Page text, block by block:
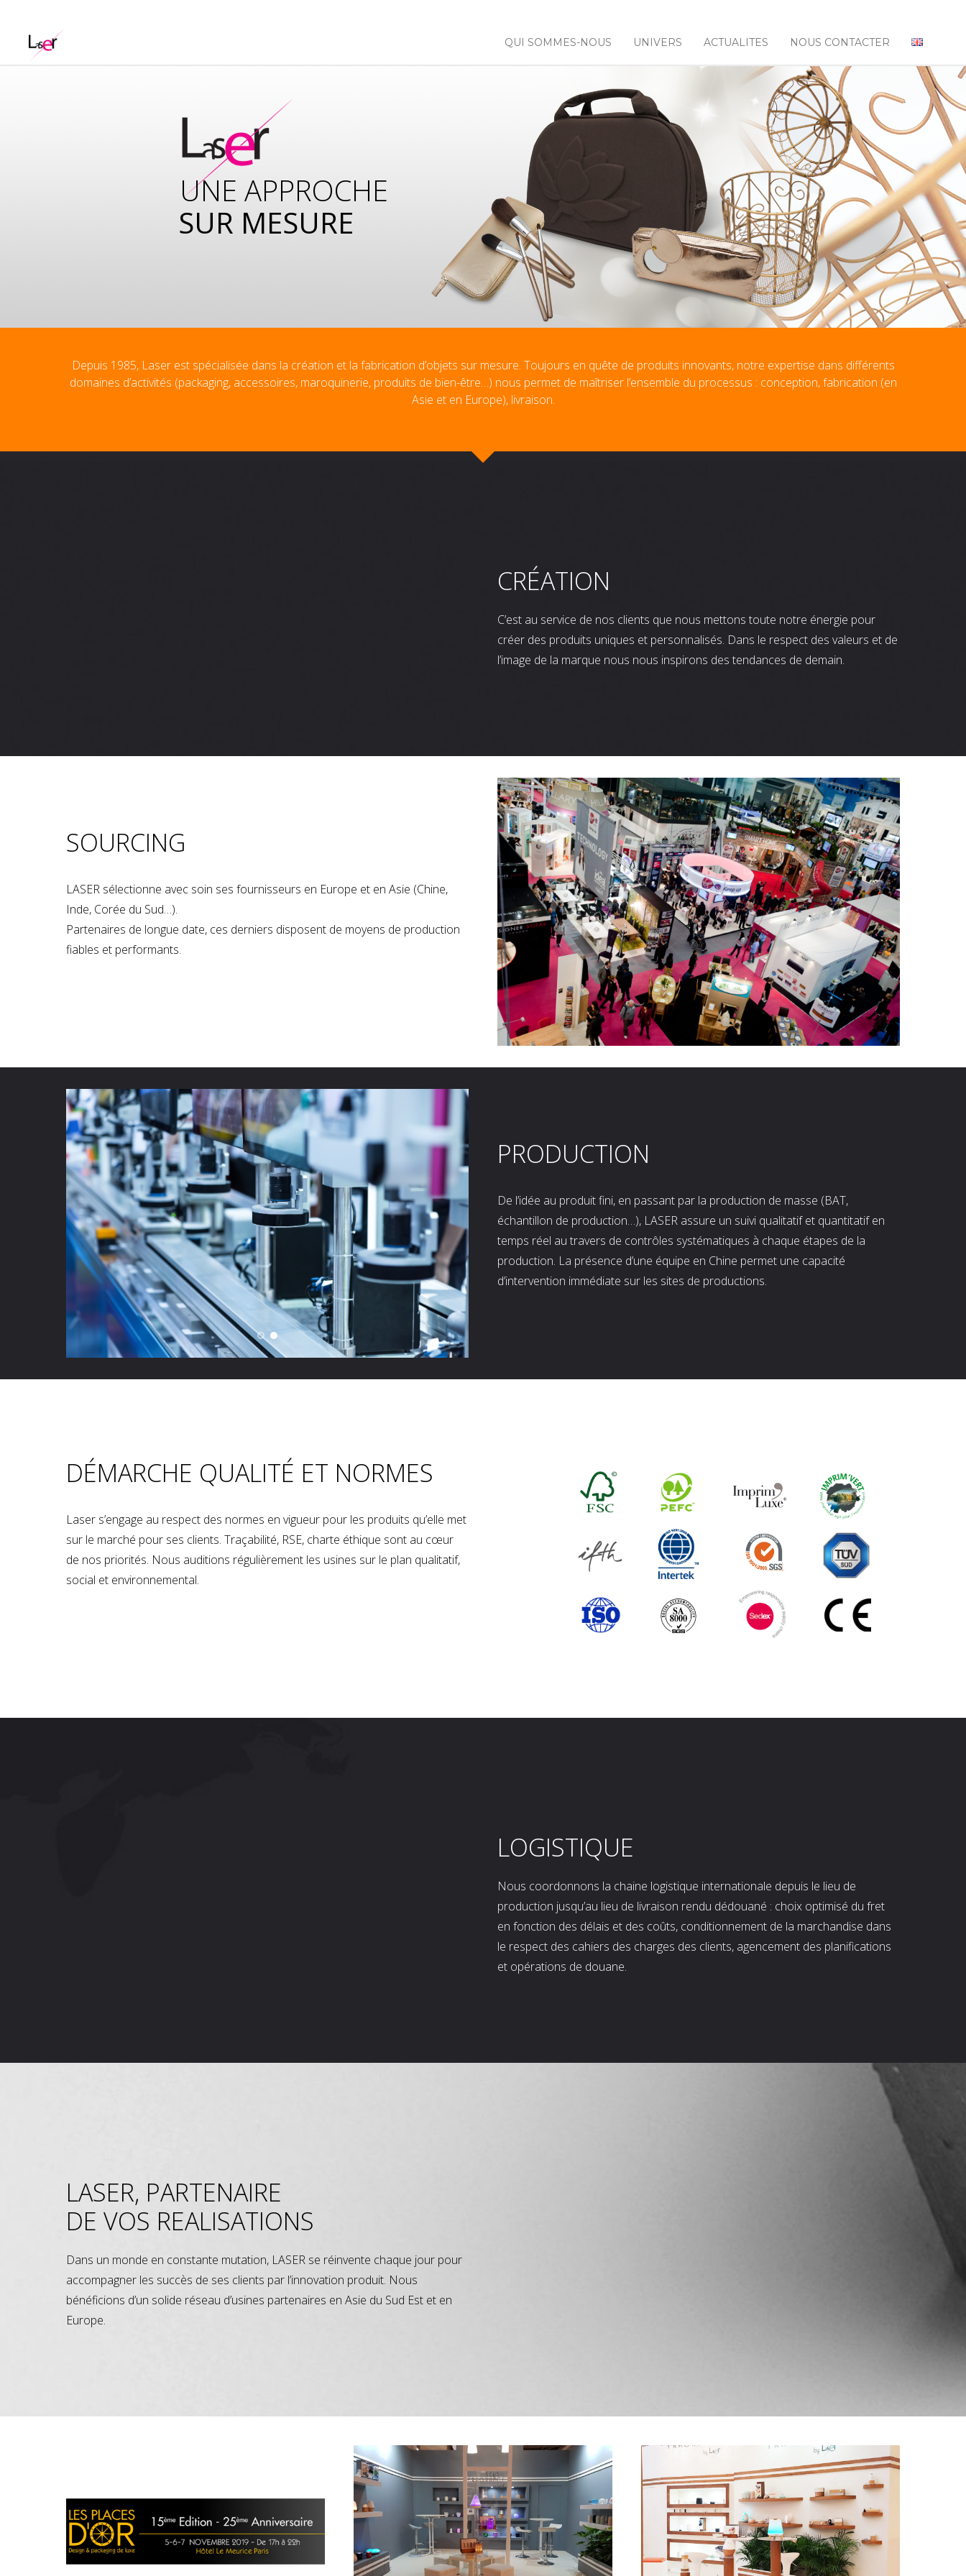
QUI SOMMES-NOUS UNIVERS ACTUALITES NOUS CONTACTER
SUR MESURE
UNE APPROCHE
Depuis 1985, Laser est spécialisée dans la création et la fabrication d’objets sur mesure. Toujours en quête de produits innovants, notre expertise dans différents
domaines d’activités (packaging, accessoires, maroquinerie, produits de bien-être…) nous permet de maîtriser l’ensemble du processus : conception, fabrication (en
Asie et en Europe), livraison.
CRÉATION
C’est au service de nos clients que nous mettons toute notre énergie pour
créer des produits uniques et personnalisés. Dans le respect des valeurs et de
l’image de la marque nous nous inspirons des tendances de demain.
SOURCING
LASER sélectionne avec soin ses fournisseurs en Europe et en Asie (Chine,
Inde, Corée du Sud…).
Partenaires de longue date, ces derniers disposent de moyens de production
fiables et performants.
PRODUCTION
De l’idée au produit fini, en passant par la production de masse (BAT,
échantillon de production…), LASER assure un suivi qualitatif et quantitatif en
temps réel au travers de contrôles systématiques à chaque étapes de la
production. La présence d’une équipe en Chine permet une capacité
d’intervention immédiate sur les sites de productions.
DÉMARCHE QUALITÉ ET NORMES
Laser s’engage au respect des normes en vigueur pour les produits qu’elle met
sur le marché pour ses clients. Traçabilité, RSE, charte éthique sont au cœur
de nos priorités. Nous auditions régulièrement les usines sur le plan qualitatif,
social et environnemental.
LOGISTIQUE
Nous coordonnons la chaine logistique internationale depuis le lieu de
production jusqu’au lieu de livraison rendu dédouané : choix optimisé du fret
en fonction des délais et des coûts, conditionnement de la marchandise dans
le respect des cahiers des charges des clients, agencement des planifications
et opérations de douane.
LASER, PARTENAIRE
DE VOS REALISATIONS
Dans un monde en constante mutation, LASER se réinvente chaque jour pour
accompagner les succès de ses clients par l’innovation produit. Nous
bénéficions d’un solide réseau d’usines partenaires en Asie du Sud Est et en
Europe.